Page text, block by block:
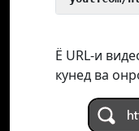
Ё URL-и
кунед ва